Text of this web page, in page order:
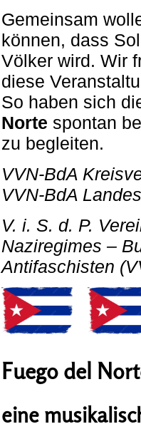
Gemeinsam
können, dass
Völker wird. Wir
diese
So haben sich
Norte spontan
zu begleiten.
VVN-BdA
VVN-BdA
V. i. S. d. P.
Naziregimes –
Antifaschisten
Fuego del
eine